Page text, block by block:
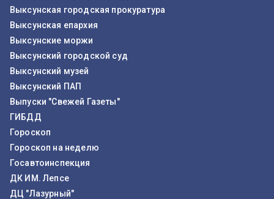
Выксунская городская прокуратура
Выксунская епархия
Выксунские моржи
Выксунский городской суд
Выксунский музей
Выксунский ПАП
Выпуски "Свежей Газеты"
ГИБДД
Гороскоп
Гороскоп на неделю
Госавтоинспекция
ДК ИМ. Лепсе
ДЦ "Лазурный"